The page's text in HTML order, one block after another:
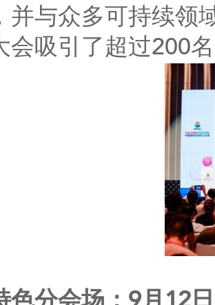
并与众多可持续领
会吸引了超过200